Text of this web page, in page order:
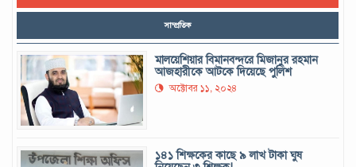
সাম্প্রতিক
মালয়েশিয়ার বিমানবন্দরে মিজানুর রহমান
আজহারীকে আটকে দিয়েছে পুলিশ
অক্টোবর ১১, ২০২৪
১৪১ শিক্ষকের কাছে ৯ লাখ টাকা ঘুষ